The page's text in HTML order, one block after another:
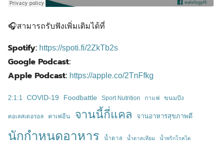
🎧สามารถรับฟังเพิ่มเติมได้ที่
Spotify: https://spoti.fi/2ZkTb2s
Google Podcast:
Apple Podcast: https://apple.co/2TnFfkg
2:1:1 COVID-19 Foodbattle Sport Nutrition กาแฟ ขนมปัง
คอเลสเตอรอล คาเฟอีน จานนี้กี่แคล จานอาหารสุขภาพดี
นักกำหนดอาหาร น้ำตาล น้ำตาลเทียม น้ำพริกโรคไต